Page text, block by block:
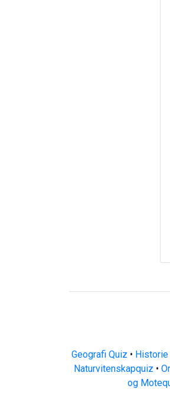
Geografi Quiz • Historie
Naturvitenskapquiz •
og